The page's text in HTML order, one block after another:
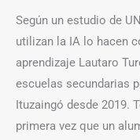
Según un estudio de
utilizan la IA lo hacen
aprendizaje Lautaro
escuelas secundarias
Ituzaingó desde 2019.
primera vez que un